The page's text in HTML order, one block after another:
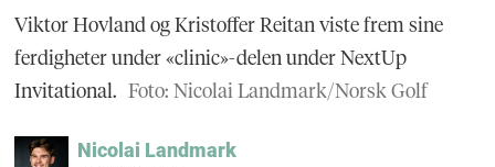
Viktor Hovland og Kristoffer Reitan viste frem sine
ferdigheter under «clinic»-delen under NextUp
Invitational. Foto: Nicolai Landmark/Norsk Golf
Nicolai Landmark